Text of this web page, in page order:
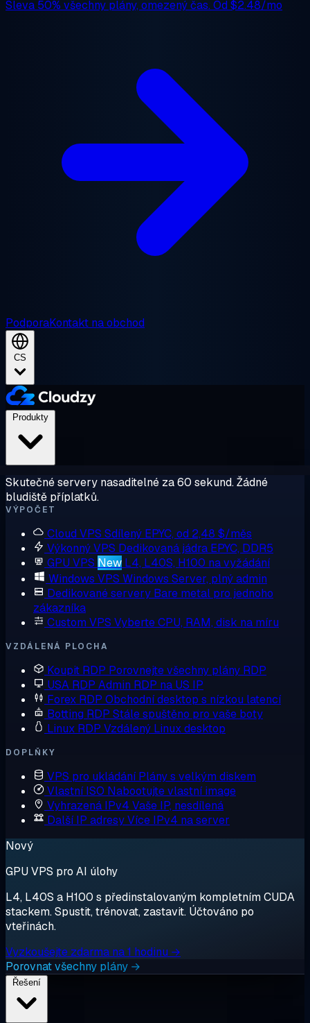
Sleva 50% všechny plány, omezený čas. Od $2.48/mo
PodporaKontakt na obchod
CS
Skutečné servery nasaditelné za 60 sekund. Žádné
bludiště příplatků.
VÝPOČET
Cloud VPS Sdílený EPYC, od 2,48 $/měs
Výkonný VPS Dedikovaná jádra EPYC, DDR5
GPU VPS New L4, L40S, H100 na vyžádání
Windows VPS Windows Server, plný admin
Dedikované servery Bare metal pro jednoho
zákazníka
Custom VPS Vyberte CPU, RAM, disk na míru
VZDÁLENÁ PLOCHA
Koupit RDP Porovnejte všechny plány RDP
USA RDP Admin RDP na US IP
Forex RDP Obchodní desktop s nízkou latencí
Botting RDP Stále spuštěno pro vaše boty
Linux RDP Vzdálený Linux desktop
DOPLŇKY
VPS pro ukládání Plány s velkým diskem
Vlastní ISO Nabootujte vlastní image
Vyhrazená IPv4 Vaše IP, nesdílená
Další IP adresyVíce IPv4 na server
Nový
GPU VPS pro AI úlohy
L4, L40S a H100 s předinstalovaným kompletním CUDA
stackem. Spustit, trénovat, zastavit. Účtováno po
vteřinách.
Vyzkoušejte zdarma na 1 hodinu →
Porovnat všechny plány →